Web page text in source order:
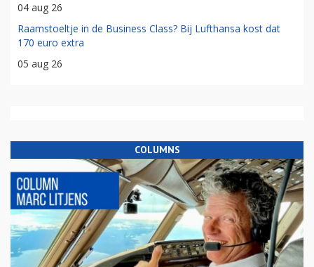
04 aug 26
Raamstoeltje in de Business Class? Bij Lufthansa kost dat
170 euro extra
05 aug 26
COLUMNS